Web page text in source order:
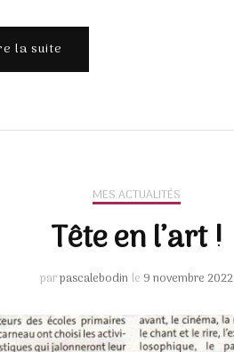
la suite
MES ACTUALITÉS
Tête en l’art !
parpascalebodin le 9 novembre 2022